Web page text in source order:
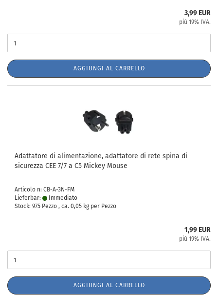
3,99 EUR
più 19% IVA.
AGGIUNGI AL CARRELLO
Adattatore di alimentazione, adattatore di rete spina di
sicurezza CEE 7/7 a C5 Mickey Mouse
Articolo n: CB-A-3N-FM
Lieferbar:
Immediato
Stock: 975 Pezzo , ca. 0,05 kg per Pezzo
1,99 EUR
più 19% IVA.
AGGIUNGI AL CARRELLO